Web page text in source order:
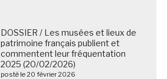
DOSSIER / Les musées et lieux de
patrimoine français publient et
commentent leur fréquentation
2025 (20/02/2026)
posté le 20 février 2026